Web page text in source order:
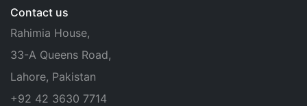
Contact us
Rahimia House,
33-A Queens Road,
Lahore, Pakistan
+92 42 3630 7714